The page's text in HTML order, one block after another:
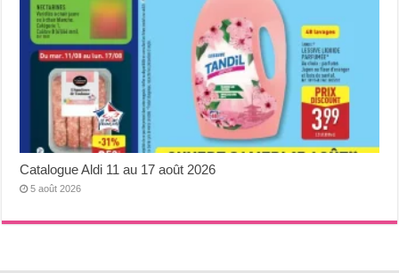
Catalogue Aldi 11 au 17 août 2026
5 août 2026